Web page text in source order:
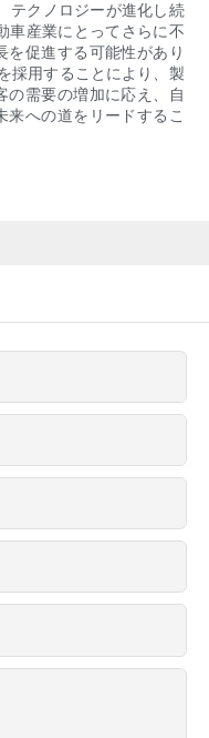
テクノロジーが進化し続
車産業にとってさらに不
を促進する可能性があり
採用することにより、製
の需要の増加に応え、自
への道をリードするこ